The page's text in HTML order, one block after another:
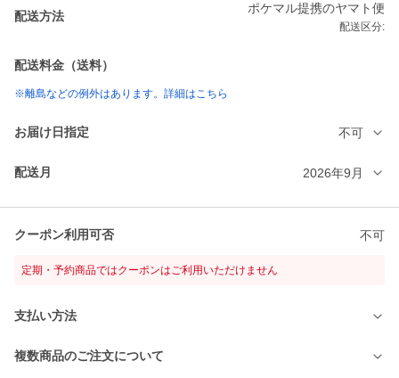
配送方法
ポケマル提携のヤマト便
配送区分:
配送料金（送料）
※離島などの例外はあります。詳細はこちら
お届け日指定 不可
配送月 2026年9月
クーポン利用可否 不可
定期・予約商品ではクーポンはご利用いただけません
支払い方法
複数商品のご注文について